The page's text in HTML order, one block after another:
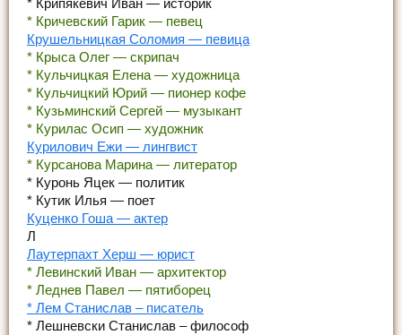
* Крипякевич Иван — историк
* Кричевский Гарик — певец
Крушельницкая Соломия — певица
* Крыса Олег — скрипач
* Кульчицкая Елена — художница
* Кульчицкий Юрий — пионер кофе
* Кузьминский Сергей — музыкант
* Курилас Осип — художник
Курилович Ежи — лингвист
* Курсанова Марина — литератор
* Куронь Яцек — политик
* Кутик Илья — поет
Куценко Гоша — актер
Л
Лаутерпахт Херш — юрист
* Левинский Иван — архитектор
* Леднев Павел — пятиборец
* Лем Станислав – писатель
* Лешневски Станислав – философ